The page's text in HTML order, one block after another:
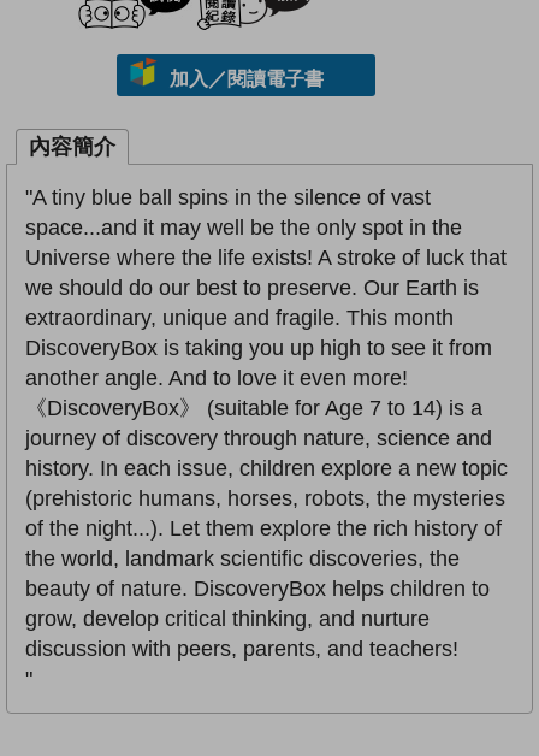
加入／閱讀電子書
內容簡介
"A tiny blue ball spins in the silence of vast
space...and it may well be the only spot in the
Universe where the life exists! A stroke of luck that
we should do our best to preserve. Our Earth is
extraordinary, unique and fragile. This month
DiscoveryBox is taking you up high to see it from
another angle. And to love it even more!
《DiscoveryBox》 (suitable for Age 7 to 14) is a
journey of discovery through nature, science and
history. In each issue, children explore a new topic
(prehistoric humans, horses, robots, the mysteries
of the night...). Let them explore the rich history of
the world, landmark scientific discoveries, the
beauty of nature. DiscoveryBox helps children to
grow, develop critical thinking, and nurture
discussion with peers, parents, and teachers!
"